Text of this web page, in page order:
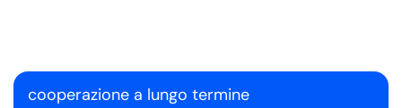
cooperazione a lungo termine